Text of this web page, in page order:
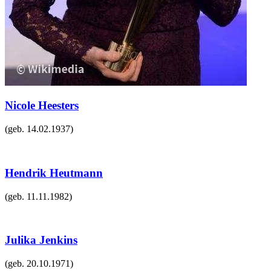
Nicole Heesters
(geb. 14.02.1937)
Hendrik Heutmann
(geb. 11.11.1982)
Julika Jenkins
(geb. 20.10.1971)